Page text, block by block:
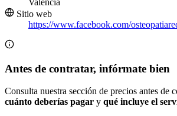
Valencia
Sitio web
https://www.facebook.com/
Antes de contratar, infórmate bien
Consulta nuestra sección de precios antes de
cuánto deberías pagar y qué incluye el